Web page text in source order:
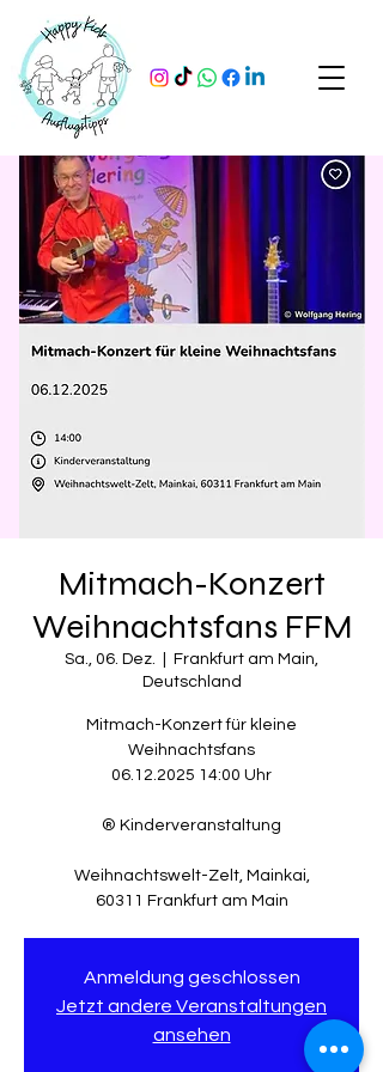
Mitmach-Konzert
Weihnachtsfans FFM
Sa., 06. Dez.
Frankfurt am Main,
Deutschland
Mitmach-Konzert für kleine
Weihnachtsfans
06.12.2025 14:00 Uhr
® Kinderveranstaltung
Weihnachtswelt-Zelt, Mainkai,
60311 Frankfurt am Main
Anmeldung geschlossen
Jetzt andere Veranstaltungen
ansehen